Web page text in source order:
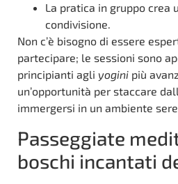
La pratica in gruppo crea
condivisione.
Non c’è bisogno di essere
partecipare; le sessioni sono
principianti agli yogini più
un’opportunità per staccare
immergersi in un ambiente
Passeggiate
boschi incantati